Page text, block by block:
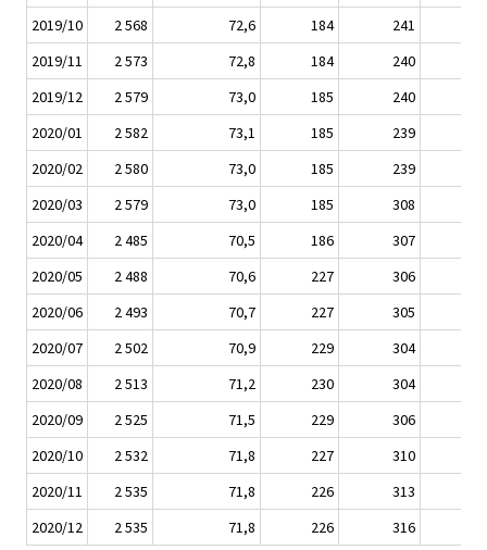
2019/10
2 568 72,6 184
241
2019/11
2 573 72,8 184
240
2019/12
2 579 73,0 185
240
2020/01
2 582 73,1 185
239
2020/02
2 580 73,0 185
239
2020/03
2 579 73,0 185
308
2020/04
2 485 70,5 186
307
2020/05
2 488 70,6 227
306
2020/06
2 493 70,7 227
305
2020/07
2 502 70,9 229
304
2020/08
2 513 71,2 230
304
2020/09
2 525 71,5 229
306
2020/10
2 532 71,8 227
310
2020/11
2 535 71,8 226
313
2020/12
2 535 71,8 226 316